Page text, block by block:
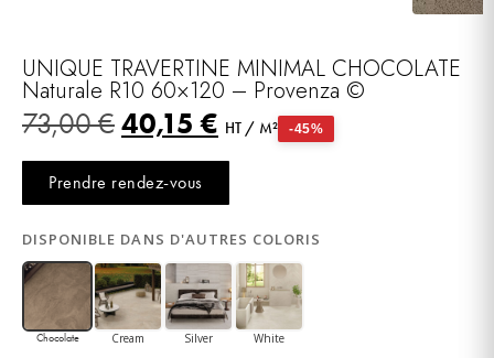
UNIQUE TRAVERTINE MINIMAL CHOCOLATE
Naturale R10 60×120 – Provenza ©
73,00€40,15€ HT / M² -45%
Prendre rendez-vous
DISPONIBLE DANS D'AUTRES COLORIS
Chocolate Cream Silver White